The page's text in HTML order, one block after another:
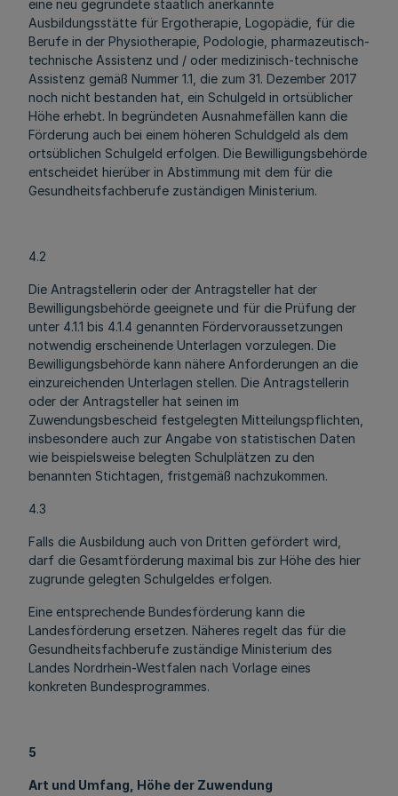
eine neu gegründete staatlich anerkannte
Ausbildungsstätte für Ergotherapie, Logopädie, für die
Berufe in der Physiotherapie, Podologie, pharmazeutisch-
technische Assistenz und / oder medizinisch-technische
Assistenz gemäß Nummer 1.1, die zum 31. Dezember 2017
noch nicht bestanden hat, ein Schulgeld in ortsüblicher
Höhe erhebt. In begründeten Ausnahmefällen kann die
Förderung auch bei einem höheren Schuldgeld als dem
ortsüblichen Schulgeld erfolgen. Die Bewilligungsbehörde
entscheidet hierüber in Abstimmung mit dem für die
Gesundheitsfachberufe zuständigen Ministerium.
4.2
Die Antragstellerin oder der Antragsteller hat der
Bewilligungsbehörde geeignete und für die Prüfung der
unter 4.1.1 bis 4.1.4 genannten Fördervoraussetzungen
notwendig erscheinende Unterlagen vorzulegen. Die
Bewilligungsbehörde kann nähere Anforderungen an die
einzureichenden Unterlagen stellen. Die Antragstellerin
oder der Antragsteller hat seinen im
Zuwendungsbescheid festgelegten Mitteilungspflichten,
insbesondere auch zur Angabe von statistischen Daten
wie beispielsweise belegten Schulplätzen zu den
benannten Stichtagen, fristgemäß nachzukommen.
4.3
Falls die Ausbildung auch von Dritten gefördert wird,
darf die Gesamtförderung maximal bis zur Höhe des hier
zugrunde gelegten Schulgeldes erfolgen.
Eine entsprechende Bundesförderung kann die
Landesförderung ersetzen. Näheres regelt das für die
Gesundheitsfachberufe zuständige Ministerium des
Landes Nordrhein-Westfalen nach Vorlage eines
konkreten Bundesprogrammes.
5
Art und Umfang, Höhe der Zuwendung